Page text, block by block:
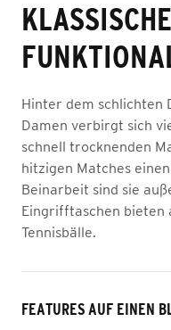
Hinter dem schlichten
Damen verbirgt sich
schnell trocknenden
hitzigen Matches
Beinarbeit sind sie
Eingrifftaschen bieten
Tennisbälle.
FEATURES AUF EINEN